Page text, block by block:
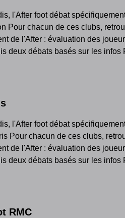
l'After foot débat
Pour chacun de ces clubs,
de l'After : évaluation des
deux débats basés sur les infos
l'After foot débat
Pour chacun de ces clubs,
de l'After : évaluation des
deux débats basés sur les infos
RMC